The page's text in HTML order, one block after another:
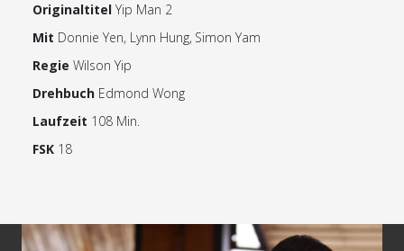
Originaltitel Yip Man 2
Mit Donnie Yen, Lynn Hung, Simon Yam
Regie Wilson Yip
Drehbuch Edmond Wong
Laufzeit 108 Min.
FSK 18